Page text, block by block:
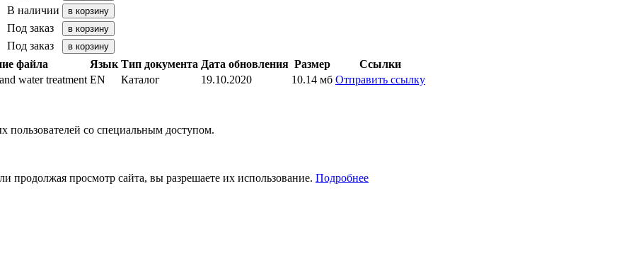
В наличии
Под заказ
Под заказ
файла Язык Тип документа Дата обновления Размер
Ссылки
water treatment EN Каталог 19.10.2020 10.14 мб Отправить ссылку
пользователей со специальным доступом.
просмотр сайта, вы разрешаете их использование. Подробнее